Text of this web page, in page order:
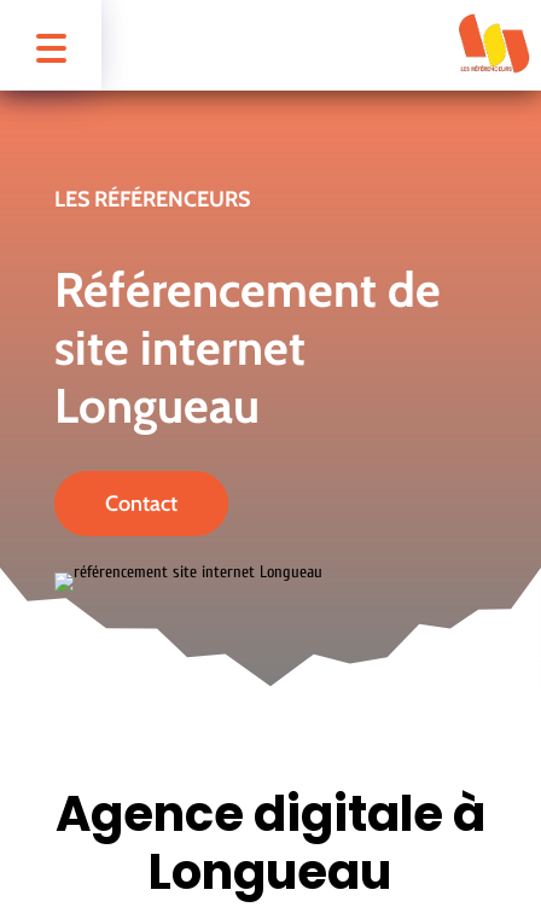
LES RÉFÉRENCEURS
Référencement de
site internet
Longueau
Contact
Agence digitale à
Longueau